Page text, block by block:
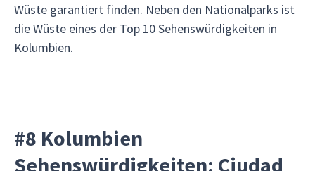
Wüste garantiert finden. Neben den Nationalparks ist
die Wüste eines der Top 10 Sehenswürdigkeiten in
Kolumbien.
#8 Kolumbien
Sehenswürdigkeiten: Ciudad